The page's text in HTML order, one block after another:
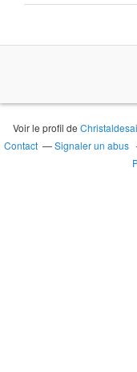
Voir le profil de
Contact
Signaler un abus